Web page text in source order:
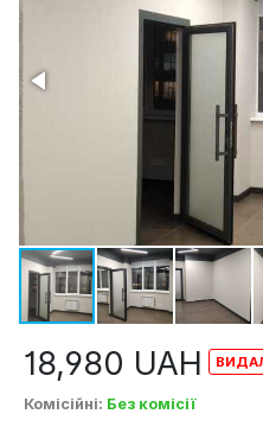
18,980 UAH
Комісійні: Без комісії